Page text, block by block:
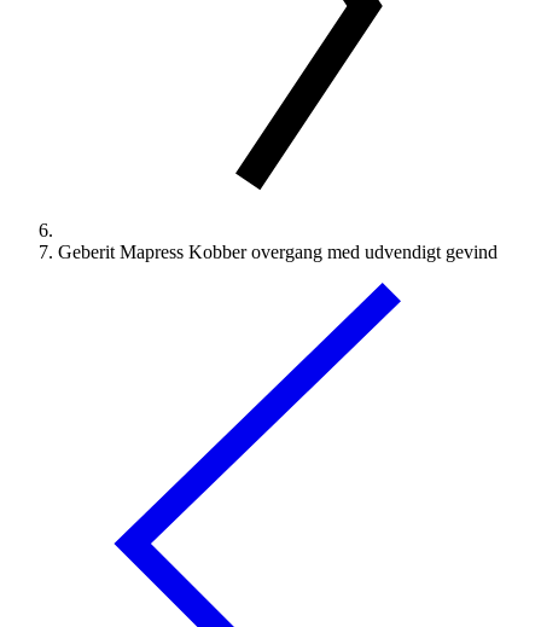
Geberit Mapress Kobber overgang med udvendigt gevind